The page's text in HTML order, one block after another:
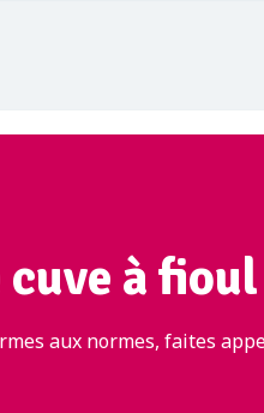
à fioul
aux normes, faites